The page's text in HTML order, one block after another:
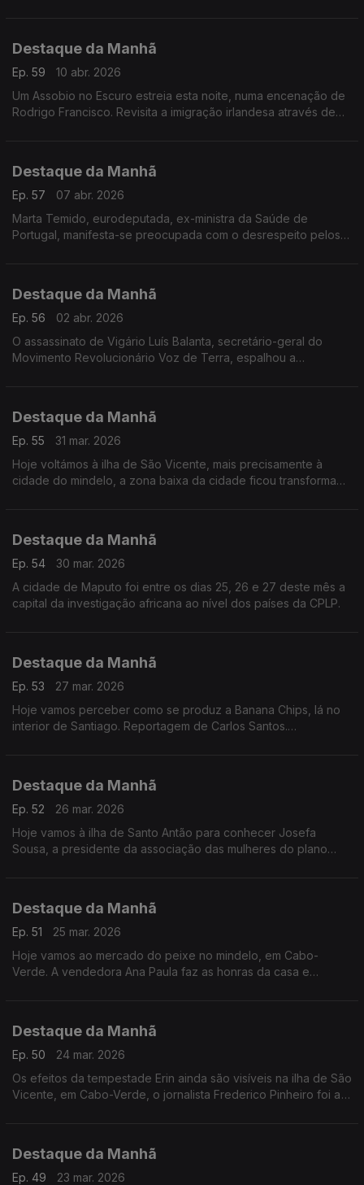
Destaque da Manhã
Ep. 59
10 abr. 2026
Um Assobio no Escuro estreia esta noite, numa encenação de
Rodrigo Francisco. Revisita a imigração irlandesa através de
Destaque da Manhã
Ep. 57
07 abr. 2026
Marta Temido, eurodeputada, ex-ministra da Saúde de
Portugal, manifesta-se preocupada com o desrespeito pelos
Destaque da Manhã
Ep. 56
02 abr. 2026
O assassinato de Vigário Luís Balanta, secretário-geral do
Movimento Revolucionário Voz de Terra, espalhou a
Destaque da Manhã
Ep. 55
31 mar. 2026
Hoje voltámos à ilha de São Vicente, mais precisamente à
cidade do mindelo, a zona baixa da cidade ficou transformada
Destaque da Manhã
Ep. 54
30 mar. 2026
A cidade de Maputo foi entre os dias 25, 26 e 27 deste mês a
capital da investigação africana ao nível dos países da CPLP.
Destaque da Manhã
Ep. 53
27 mar. 2026
Hoje vamos perceber como se produz a Banana Chips, lá no
interior de Santiago. Reportagem de Carlos Santos.
Destaque da Manhã
Ep. 52
26 mar. 2026
Hoje vamos à ilha de Santo Antão para conhecer Josefa
Sousa, a presidente da associação das mulheres do plano
Destaque da Manhã
Ep. 51
25 mar. 2026
Hoje vamos ao mercado do peixe no mindelo, em Cabo-
Verde. A vendedora Ana Paula faz as honras da casa e
Destaque da Manhã
Ep. 50
24 mar. 2026
Os efeitos da tempestade Erin ainda são visíveis na ilha de São
Vicente, em Cabo-Verde, o jornalista Frederico Pinheiro foi a
Destaque da Manhã
Ep. 49
23 mar. 2026